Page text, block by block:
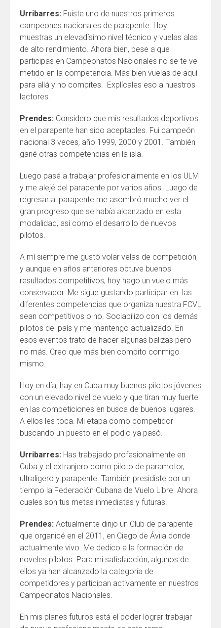
Urribarres: Fuiste uno de nuestros primeros
campeones nacionales de parapente. Hoy
muestras un elevadísimo nivel técnico y vuelas alas
de alto rendimiento. Ahora bien, pese a que
participas en Campeonatos Nacionales no se te ve
metido en la competencia. Más bien vuelas de aquí
para allá y no compites. Explícales eso a nuestros
lectores.
Prendes: Considero que mis resultados deportivos
en el parapente han sido aceptables. Fui campeón
nacional 3 veces, año 1999, 2000 y 2001. También
gané otras competencias en la isla.
Luego pasé a trabajar profesionalmente en los ULM
y me alejé del parapente por varios años. Luego de
regresar al parapente me asombró mucho ver el
gran progreso que se había alcanzado en esta
modalidad, así como el desarrollo de nuevos
pilotos.
A mí siempre me gustó volar velas de competición,
y aunque en años anteriores obtuve buenos
resultados competitivos, hoy hago un vuelo más
conservador. Me sigue gustando participar en las
diferentes competencias que organiza nuestra FCVL
sean competitivos o no. Sociabilizo con los demás
pilotos del país y me mantengo actualizado. En
esos eventos trato de hacer algunas balizas pero
no más. Creo que más bien compito conmigo
mismo.
Hoy en día, hay en Cuba muy buenos pilotos jóvenes
con un elevado nivel de vuelo y que tiran muy fuerte
en las competiciones en busca de buenos lugares.
A ellos les toca. Mi etapa como competidor
buscando un puesto en el podio ya pasó.
Urribarres: Has trabajado profesionalmente en
Cuba y el extranjero como piloto de paramotor,
ultraligero y parapente. También presidiste por un
tiempo la Federación Cubana de Vuelo Libre. Ahora
cuales son tus metas inmediatas y futuras.
Prendes: Actualmente dirijo un Club de parapente
que organicé en el 2011, en Ciego de Ávila donde
actualmente vivo. Me dedico a la formación de
noveles pilotos. Para mi satisfacción, algunos de
ellos ya han alcanzado la categoría de
competidores y participan activamente en nuestros
Campeonatos Nacionales.
En mis planes futuros está el poder lograr trabajar